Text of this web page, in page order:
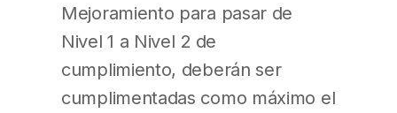
Mejoramiento para pasar de
Nivel 1 a Nivel 2 de
cumplimiento, deberán ser
cumplimentadas como máximo el